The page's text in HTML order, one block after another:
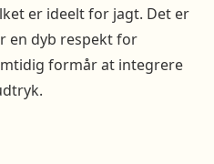
er ideelt for jagt. Det er
en dyb respekt for
formår at integrere